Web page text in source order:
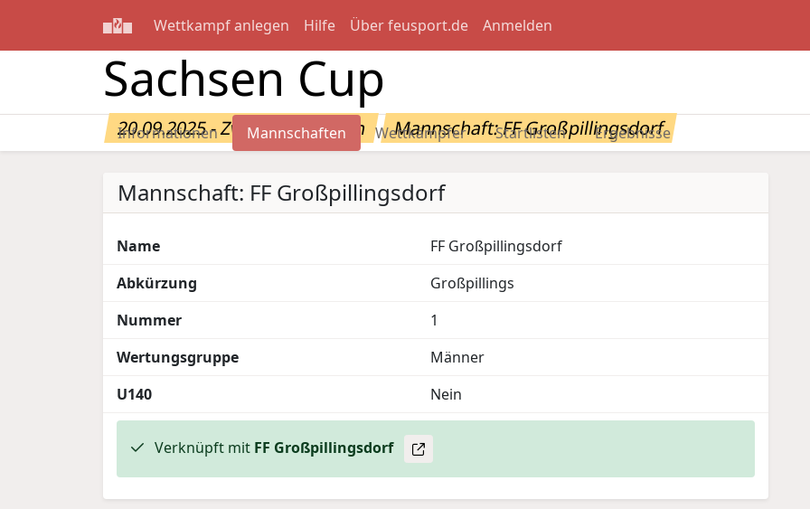
Wettkampf anlegen Hilfe Über feusport.de Anmelden
Sachsen Cup
20.09.2025 - Zwickau/Sachsen Mannschaft: FF Großpillingsdorf
Informationen Mannschaften Wettkämpfer Startlisten Ergebnisse
Mannschaft: FF Großpillingsdorf
Name
FF Großpillingsdorf
Abkürzung
Großpillings
Nummer
1
Wertungsgruppe
Männer
U140
Nein
Verknüpft mit FF Großpillingsdorf